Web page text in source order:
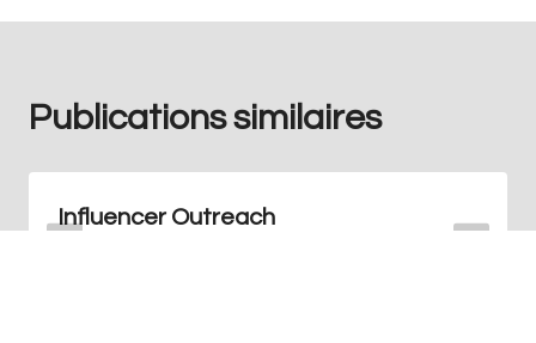
Publications similaires
Influencer Outreach